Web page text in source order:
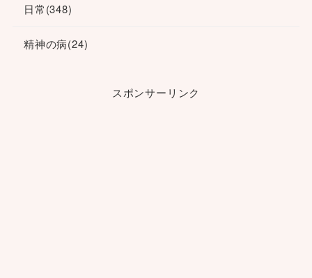
日常(348)
精神の病(24)
スポンサーリンク